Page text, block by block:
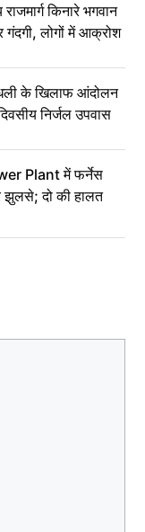
किनारे भगवान
गंदगी, लोगों में आक्रोश
के खिलाफ आंदोलन
निर्जल उपवास
Plant में फर्नेस
झुलसे; दो की हालत